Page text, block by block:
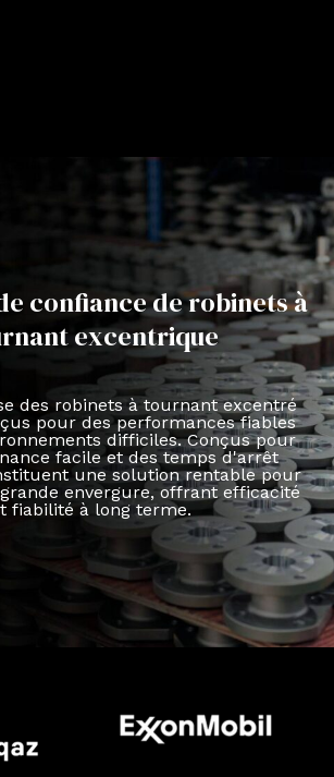
confiance de robinets à
excentrique
des robinets à tournant excentré
pour des performances fiables
difficiles. Conçus pour
facile et des temps d'arrêt
une solution rentable pour
envergure, offrant efficacité
fiabilité à long terme.